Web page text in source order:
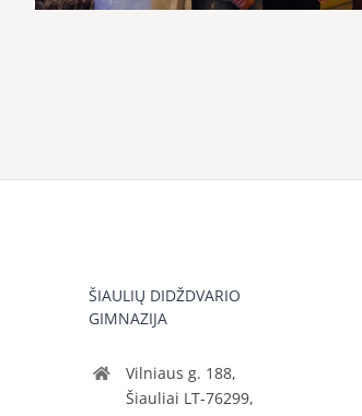
ŠIAULIŲ DIDŽDVARIO
GIMNAZIJA
Vilniaus g. 188,
Šiauliai LT-76299,